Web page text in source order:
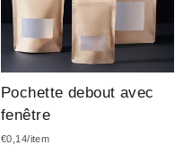
Pochette debout avec
fenêtre
€0,14/item